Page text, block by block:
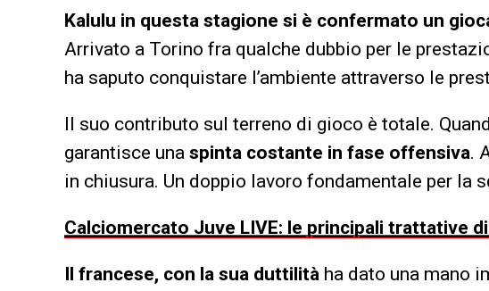
Kalulu in questa stagione si è confermato un
Arrivato a Torino fra qualche dubbio per le
ha saputo conquistare l’ambiente attraverso le
Il suo contributo sul terreno di gioco è totale.
garantisce una spinta costante in fase offensiva.
in chiusura. Un doppio lavoro fondamentale per la
Calciomercato Juve LIVE: le principali trattative
Il francese, con la sua duttilità ha dato una mano